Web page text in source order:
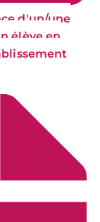
d'un/une
élève en